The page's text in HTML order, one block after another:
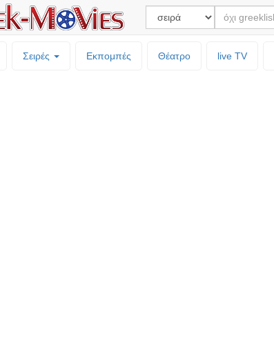
Σειρές Εκπομπές Θέατρο live TV